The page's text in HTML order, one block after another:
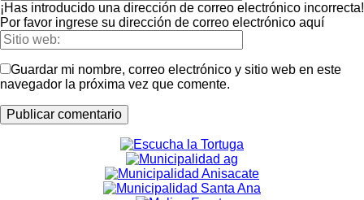
¡Has introducido una dirección de correo electrónico incorrecta!
Por favor ingrese su dirección de correo electrónico aquí
Guardar mi nombre, correo electrónico y sitio web en este
navegador la próxima vez que comente.